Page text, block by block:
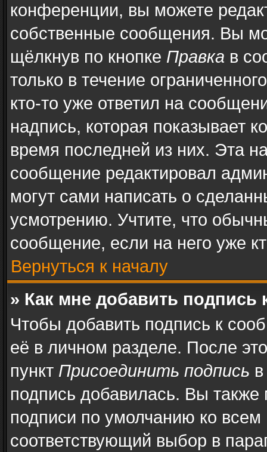
конференции, вы можете
собственные сообщения. Вы
щёлкнув по кнопке Правка в
только в течение
кто-то уже ответил на
надпись, которая показывает
время последней из них. Эта
сообщение редактировал
могут сами написать о
усмотрению. Учтите, что
сообщение, если на него уже
Вернуться к началу
» Как мне добавить
Чтобы добавить подпись к
её в личном разделе. После
пункт Присоединить подпись
подпись добавилась. Вы
подписи по умолчанию ко
соответствующий выбор в